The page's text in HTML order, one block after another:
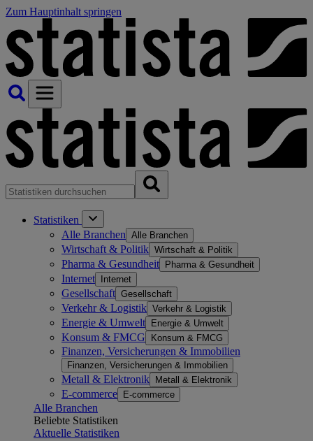
Zum Hauptinhalt springen
Statistiken
Alle Branchen Alle Branchen
Wirtschaft & Politik Wirtschaft & Politik
Pharma & Gesundheit Pharma & Gesundheit
Internet Internet
Gesellschaft Gesellschaft
Verkehr & Logistik Verkehr & Logistik
Energie & Umwelt Energie & Umwelt
Konsum & FMCG Konsum & FMCG
Finanzen, Versicherungen & Immobilien
Finanzen, Versicherungen & Immobilien
Metall & Elektronik Metall & Elektronik
E-commerce E-commerce
Alle Branchen
Beliebte Statistiken
Aktuelle Statistiken